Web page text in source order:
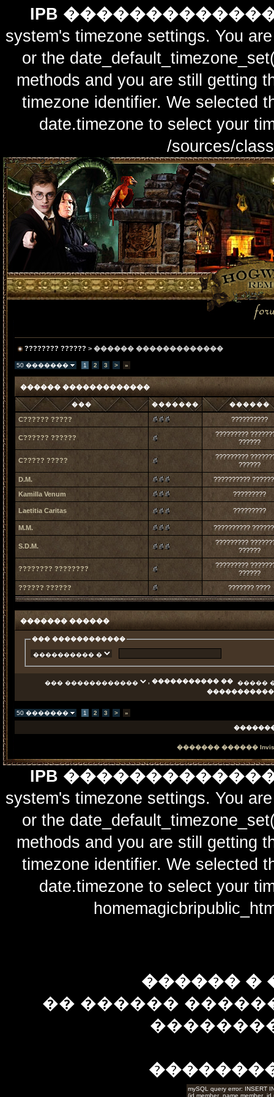
IPB
system's timezone settings. You
or the
methods and you are still getting
timezone identifier. We selected
date.timezone to select
/sources/
???????? ?????? > ������ �������������
50 ������� 1 2 3 > »
������ �������������
��� ������� ������
C?????? ????? ??????????
C?????? ??????
?????????
??????
C????? ?????
?????????
??????
D.M.
??????????
Kamilla Venum
?????????
Laetitia Caritas ?????????
M.M. ??????????
S.D.M.
?????????
??????
???????? ????????
?????????
??????
?????? ??????
??????? ????
������� ������
��� ������������
, ����������� ��
50 ������� 1 2 3 > »
������� ������
IPB
system's timezone settings. You
or the
methods and you are still getting
timezone identifier. We selected
date.timezone to select
������ �
�� ������